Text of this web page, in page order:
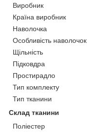
Виробник
Країна виробник
Наволочка
Особливість наволочок
Щільність
Підковдра
Простирадло
Тип комплекту
Тип тканини
Склад тканини
Поліестер